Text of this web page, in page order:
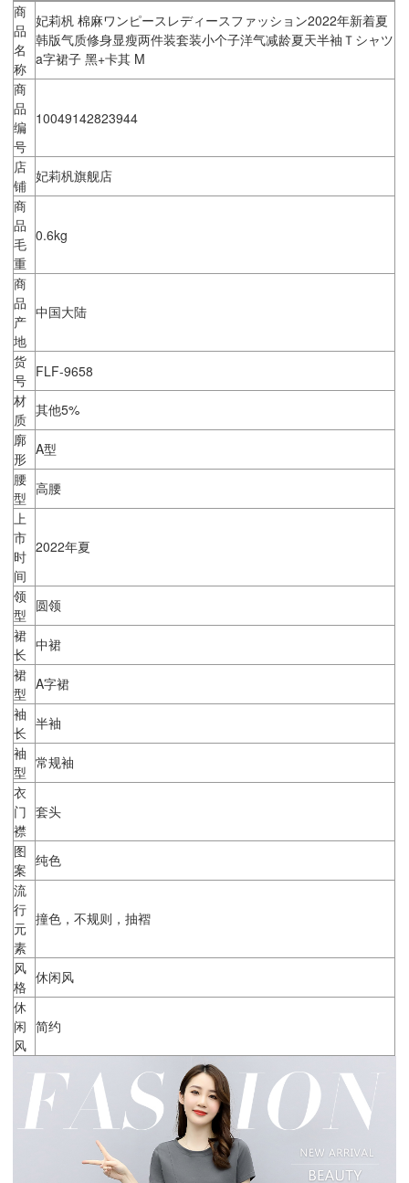
商
品
名
称
妃莉杋 棉麻ワンピースレディースファッション2022年新着夏
韩版气质修身显瘦两件装套装小个子洋气减龄夏天半袖Ｔシャツ
a字裙子 黑+卡其 M
商
品
编
号
10049142823944
店
铺
妃莉杋旗舰店
商
品
毛
重
0.6kg
商
品
产
地
中国大陆
货
号 FLF-9658
材
质
其他5%
廓
形
A型
腰
型
高腰
上
市
时
间
2022年夏
领
型
圆领
裙
长
中裙
裙
型
A字裙
袖
长
半袖
袖
型
常规袖
衣
门
襟
套头
图
案
纯色
流
行
元
素
撞色，不规则，抽褶
风
格
休闲风
休
闲
风
简约